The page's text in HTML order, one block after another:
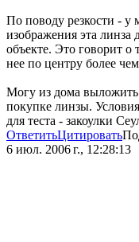
По поводу резкости - у
изображения эта линза
объекте. Это говорит
нее по центру более
Могу из дома
покупке линзы.
для теста - закоулки
ОтветитьЦитировать
6 июл. 2006 г., 12:28:13